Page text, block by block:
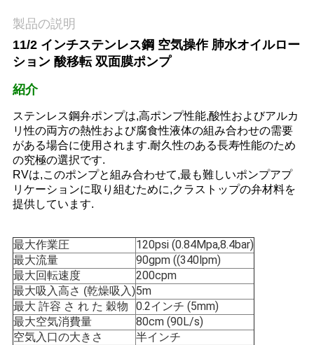
内
品
質
管
理
問
い
合
わ
製品の説明
11/2 インチステンレス鋼 空気操作 肺水オイルロー
ション 酸移転 双面膜ポンプ
紹介
ステンレス鋼弁ポンプは,高ポンプ性能,酸性およびアルカ
リ性の両方の熱性および腐食性液体の組み合わせの需要
がある場合に使用されます.耐久性のある長寿性能のため
の究極の選択です.
RVは,このポンプと組み合わせて,最も難しいポンプアプ
リケーションに取り組むために,クラストップの弁材料を
提供しています.
最大作業圧 120psi (0.84Mpa,8.4bar)
最大流量 90gpm ((340lpm)
最大回転速度 200cpm
最大吸入高さ (乾燥吸入)5m
最大 許容 さ れ た 穀物 0.2インチ (5mm)
最大空気消費量 80cm (90L/s)
空気入口の大きさ 半インチ